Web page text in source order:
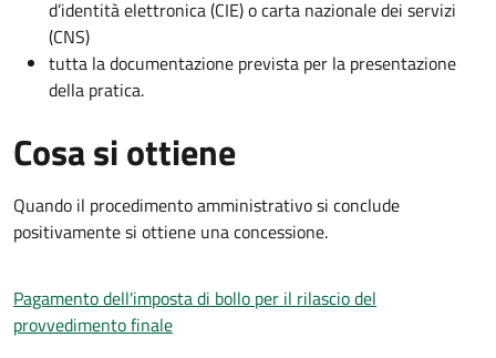
d’identità elettronica (CIE) o carta nazionale dei servizi
(CNS)
tutta la documentazione prevista per la presentazione
della pratica.
Cosa si ottiene
Quando il procedimento amministrativo si conclude
positivamente si ottiene una concessione.
Pagamento dell'imposta di bollo per il rilascio del
provvedimento finale